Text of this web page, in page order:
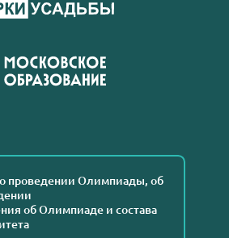
проведении Олимпиады, об
об Олимпиаде и состава